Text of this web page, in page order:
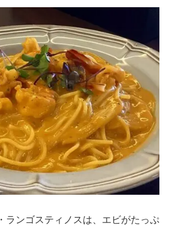
ランゴスティノスは、エビがたっぷ